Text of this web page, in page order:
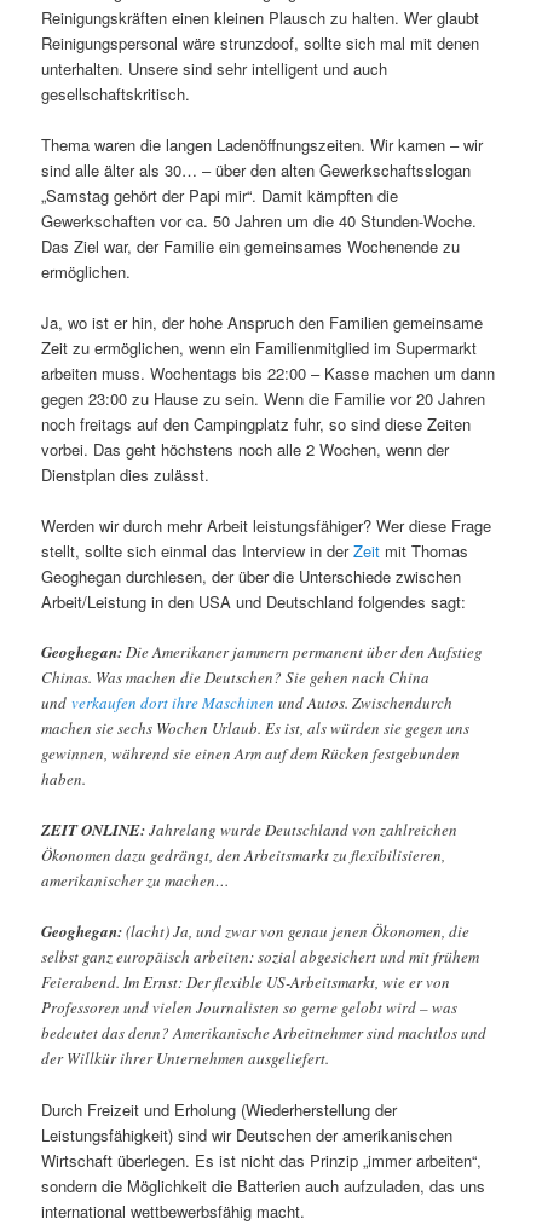
Reinigungskräften einen kleinen Plausch zu halten. Wer glaubt
Reinigungspersonal wäre strunzdoof, sollte sich mal mit denen
unterhalten. Unsere sind sehr intelligent und auch
gesellschaftskritisch.
Thema waren die langen Ladenöffnungszeiten. Wir kamen – wir
sind alle älter als 30… – über den alten Gewerkschaftsslogan
„Samstag gehört der Papi mir“. Damit kämpften die
Gewerkschaften vor ca. 50 Jahren um die 40 Stunden-Woche.
Das Ziel war, der Familie ein gemeinsames Wochenende zu
ermöglichen.
Ja, wo ist er hin, der hohe Anspruch den Familien gemeinsame
Zeit zu ermöglichen, wenn ein Familienmitglied im Supermarkt
arbeiten muss. Wochentags bis 22:00 – Kasse machen um dann
gegen 23:00 zu Hause zu sein. Wenn die Familie vor 20 Jahren
noch freitags auf den Campingplatz fuhr, so sind diese Zeiten
vorbei. Das geht höchstens noch alle 2 Wochen, wenn der
Dienstplan dies zulässt.
Werden wir durch mehr Arbeit leistungsfähiger? Wer diese Frage
stellt, sollte sich einmal das Interview in derZeit mit Thomas
Geoghegan durchlesen, der über die Unterschiede zwischen
Arbeit/Leistung in den USA und Deutschland folgendes sagt:
Geoghegan:Die Amerikaner jammern permanent über den Aufstieg
Chinas. Was machen die Deutschen? Sie gehen nach China
undverkaufen dort ihre Maschinen und Autos. Zwischendurch
machen sie sechs Wochen Urlaub. Es ist, als würden sie gegen uns
gewinnen, während sie einen Arm auf dem Rücken festgebunden
haben.
ZEIT ONLINE:Jahrelang wurde Deutschland von zahlreichen
Ökonomen dazu gedrängt, den Arbeitsmarkt zu flexibilisieren,
amerikanischer zu machen…
Geoghegan:(lacht) Ja, und zwar von genau jenen Ökonomen, die
selbst ganz europäisch arbeiten: sozial abgesichert und mit frühem
Feierabend. Im Ernst: Der flexible US-Arbeitsmarkt, wie er von
Professoren und vielen Journalisten so gerne gelobt wird – was
bedeutet das denn? Amerikanische Arbeitnehmer sind machtlos und
der Willkür ihrer Unternehmen ausgeliefert.
Durch Freizeit und Erholung (Wiederherstellung der
Leistungsfähigkeit) sind wir Deutschen der amerikanischen
Wirtschaft überlegen. Es ist nicht das Prinzip „immer arbeiten“,
sondern die Möglichkeit die Batterien auch aufzuladen, das uns
international wettbewerbsfähig macht.